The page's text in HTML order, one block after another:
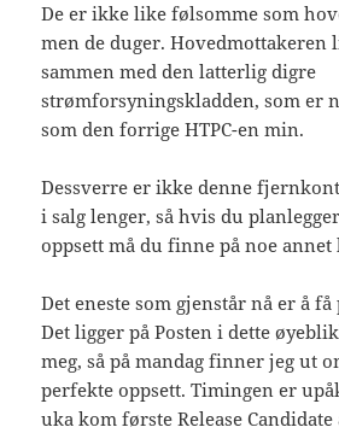
De er ikke like følsomme som
men de duger. Hovedmottakeren
sammen med den latterlig digre
strømforsyningskladden, som er
som den forrige HTPC-en min.
Dessverre er ikke denne
i salg lenger, så hvis du
oppsett må du finne på noe
Det eneste som gjenstår nå er å få
Det ligger på Posten i dette
meg, så på mandag finner jeg ut
perfekte oppsett. Timingen er
uka kom første Release Candidate